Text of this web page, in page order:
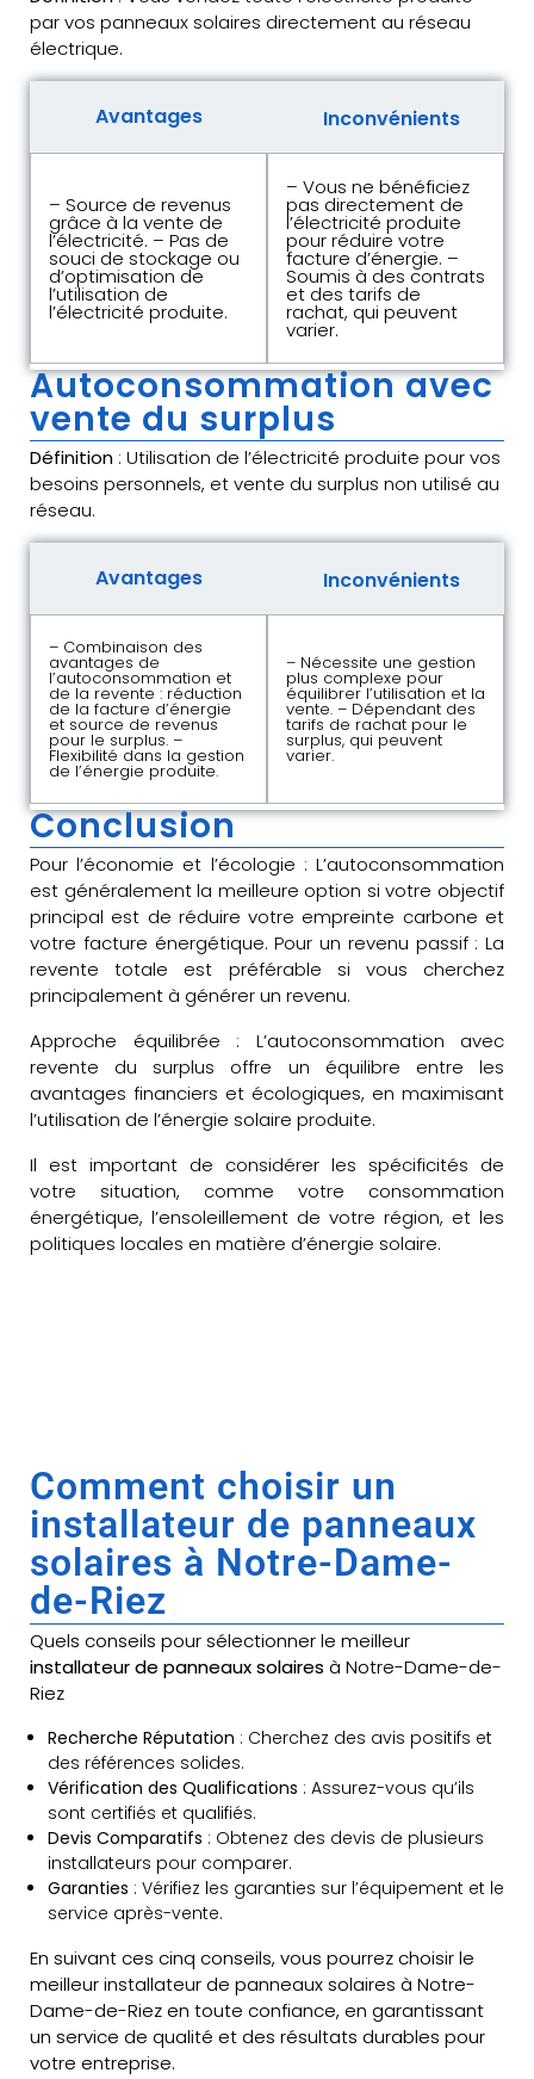
par vos panneaux solaires directement au réseau
électrique.
Avantages Inconvénients
– Source de revenus
grâce à la vente de
l’électricité. – Pas de
souci de stockage ou
d’optimisation de
l’utilisation de
l’électricité produite.
– Vous ne bénéficiez
pas directement de
l’électricité produite
pour réduire votre
facture d’énergie. –
Soumis à des contrats
et des tarifs de
rachat, qui peuvent
varier.
Autoconsommation avec
vente du surplus
Définition : Utilisation de l’électricité produite pour vos
besoins personnels, et vente du surplus non utilisé au
réseau.
Avantages Inconvénients
– Combinaison des
avantages de
l’autoconsommation et
de la revente : réduction
de la facture d’énergie
et source de revenus
pour le surplus. –
Flexibilité dans la gestion
de l’énergie produite.
– Nécessite une gestion
plus complexe pour
équilibrer l’utilisation et la
vente. – Dépendant des
tarifs de rachat pour le
surplus, qui peuvent
varier.
Conclusion
Pour l’économie et l’écologie : L’autoconsommation
est généralement la meilleure option si votre objectif
principal est de réduire votre empreinte carbone et
votre facture énergétique. Pour un revenu passif : La
revente totale est préférable si vous cherchez
principalement à générer un revenu.
Approche équilibrée : L’autoconsommation avec
revente du surplus offre un équilibre entre les
avantages financiers et écologiques, en maximisant
l’utilisation de l’énergie solaire produite.
Il est important de considérer les spécificités de
votre situation, comme votre consommation
énergétique, l’ensoleillement de votre région, et les
politiques locales en matière d’énergie solaire.
Comment choisir un
installateur de panneaux
solaires à Notre-Dame-
de-Riez
Quels conseils pour sélectionner le meilleur
installateur de panneaux solaires à Notre-Dame-de-
Riez
Recherche Réputation : Cherchez des avis positifs et
des références solides.
Vérification des Qualifications : Assurez-vous qu’ils
sont certifiés et qualifiés.
Devis Comparatifs : Obtenez des devis de plusieurs
installateurs pour comparer.
Garanties : Vérifiez les garanties sur l’équipement et le
service après-vente.
En suivant ces cinq conseils, vous pourrez choisir le
meilleur installateur de panneaux solaires à Notre-
Dame-de-Riez en toute confiance, en garantissant
un service de qualité et des résultats durables pour
votre entreprise.